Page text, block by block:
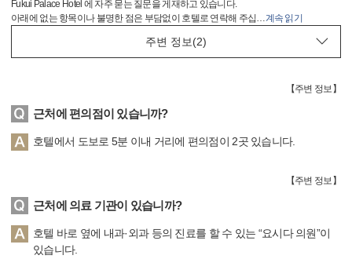
Fukui Palace Hotel 에 자주 묻는 질문을 게재하고 있습니다.
아래에 없는 항목이나 불명한 점은 부담없이 호텔로 연락해 주십…계속 읽기
【주변 정보 】
근처에 편의점이 있습니까?
호텔에서 도보로 5분 이내 거리에 편의점이 2곳 있습니다.
【주변 정보 】
근처에 의료 기관이 있습니까?
호텔 바로 옆에 내과·외과 등의 진료를 할 수 있는 “요시다 의원”이
있습니다.